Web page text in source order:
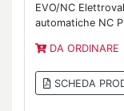
EVO/NC
automatiche NC
DA ORDINARE
SCHEDA